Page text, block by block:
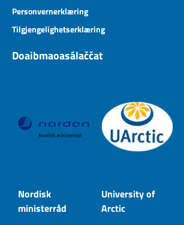
Personvernerklæring
Tilgjengelighetserklæring
Doaibmaoasálaččat
Nordisk
ministerråd
University of
Arctic